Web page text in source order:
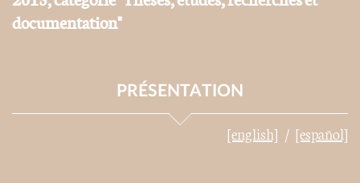
documentation"
PRÉSENTATION
[english] [español]